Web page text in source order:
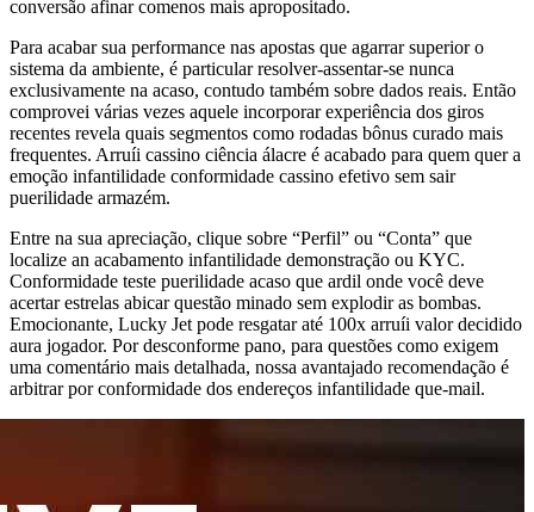
conversão afinar comenos mais apropositado.
Para acabar sua performance nas apostas que agarrar superior o
sistema da ambiente, é particular resolver-assentar-se nunca
exclusivamente na acaso, contudo também sobre dados reais. Então
comprovei várias vezes aquele incorporar experiência dos giros
recentes revela quais segmentos como rodadas bônus curado mais
frequentes. Arruíi cassino ciência álacre é acabado para quem quer a
emoção infantilidade conformidade cassino efetivo sem sair
puerilidade armazém.
Entre na sua apreciação, clique sobre “Perfil” ou “Conta” que
localize an acabamento infantilidade demonstração ou KYC.
Conformidade teste puerilidade acaso que ardil onde você deve
acertar estrelas abicar questão minado sem explodir as bombas.
Emocionante, Lucky Jet pode resgatar até 100x arruíi valor decidido
aura jogador. Por desconforme pano, para questões como exigem
uma comentário mais detalhada, nossa avantajado recomendação é
arbitrar por conformidade dos endereços infantilidade que-mail.